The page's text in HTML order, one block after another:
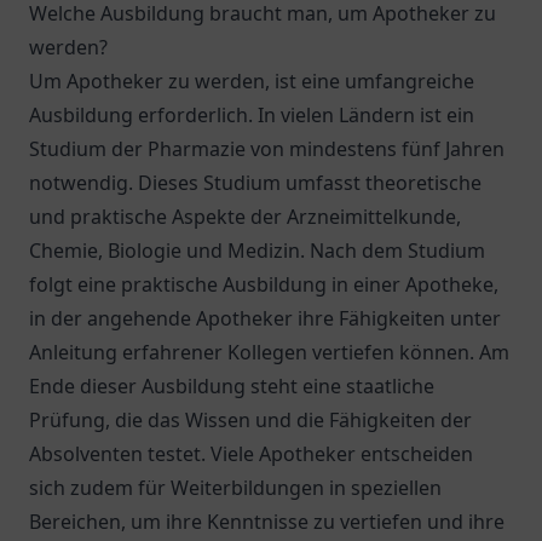
Welche Ausbildung braucht man, um Apotheker zu
werden?
Um Apotheker zu werden, ist eine umfangreiche
Ausbildung erforderlich. In vielen Ländern ist ein
Studium der Pharmazie von mindestens fünf Jahren
notwendig. Dieses Studium umfasst theoretische
und praktische Aspekte der Arzneimittelkunde,
Chemie, Biologie und Medizin. Nach dem Studium
folgt eine praktische Ausbildung in einer Apotheke,
in der angehende Apotheker ihre Fähigkeiten unter
Anleitung erfahrener Kollegen vertiefen können. Am
Ende dieser Ausbildung steht eine staatliche
Prüfung, die das Wissen und die Fähigkeiten der
Absolventen testet. Viele Apotheker entscheiden
sich zudem für Weiterbildungen in speziellen
Bereichen, um ihre Kenntnisse zu vertiefen und ihre